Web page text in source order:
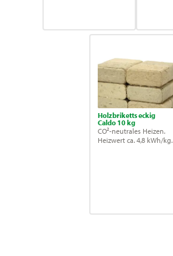
Holzbriketts eckig
Caldo 10 kg
CO²-neutrales Heizen.
Heizwert ca. 4,8 kWh/kg.